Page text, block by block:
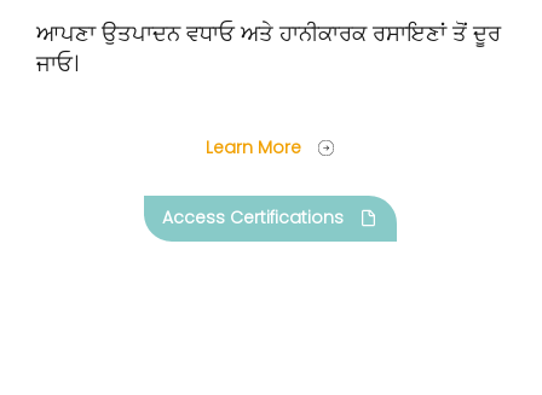
ਆਪਣਾ ਉਤਪਾਦਨ ਵਧਾਓ ਅਤੇ ਹਾਨੀਕਾਰਕ ਰਸਾਇਣਾਂ ਤੋਂ ਦੂਰ
ਜਾਓ।
Learn More
Access Certifications